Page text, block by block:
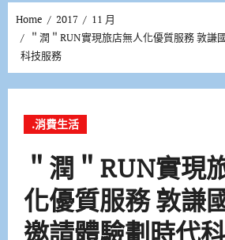
Home 2017
11 月
＂潤＂RUN實現旅店無人化優質服務 敦謙
科技服務
.消費生活
＂潤＂RUN實現
化優質服務 敦謙
邀請體驗劃時代